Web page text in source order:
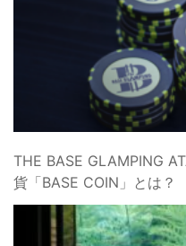
THE BASE GLAMPING
貨「BASE COIN」とは？